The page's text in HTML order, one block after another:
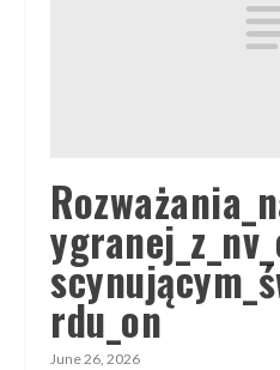
rdu_on
June 26, 2026